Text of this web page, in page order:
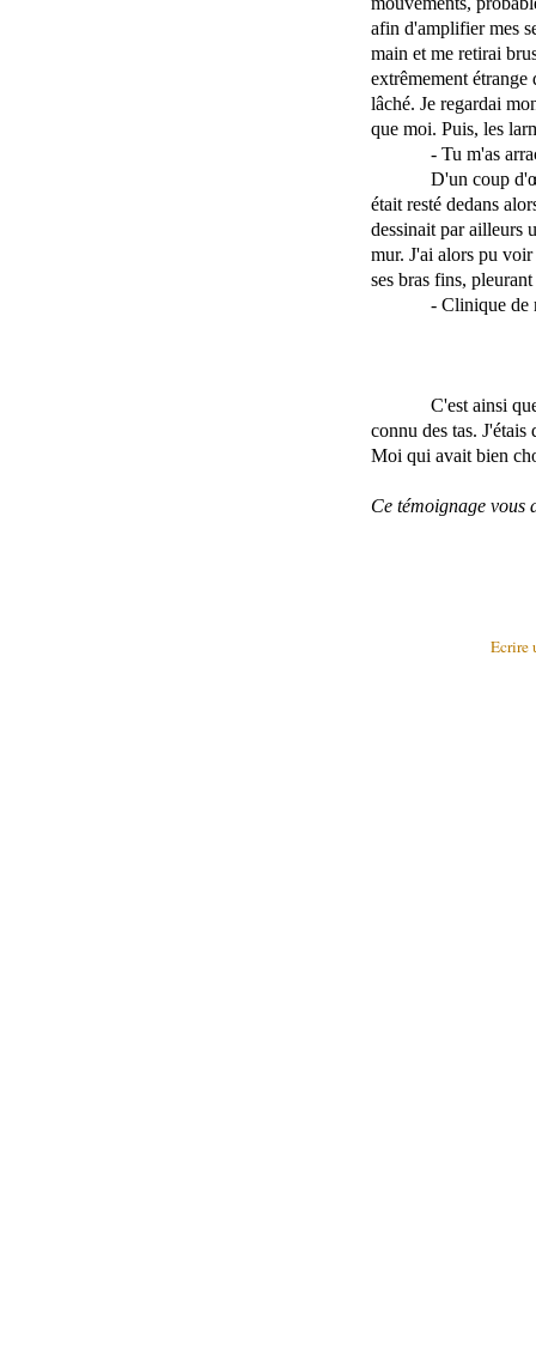
afin d'amplifier mes
main et me retirai
extrêmement
lâché. Je regardai
que moi. Puis, les
- Tu m'as
D'un coup
était resté dedans
dessinait par ailleurs
mur. J'ai alors pu voir
ses bras fins,
- Clinique de
C'est ainsi
connu des tas.
Moi qui avait bien
Ce témoignage vous
Ecrire